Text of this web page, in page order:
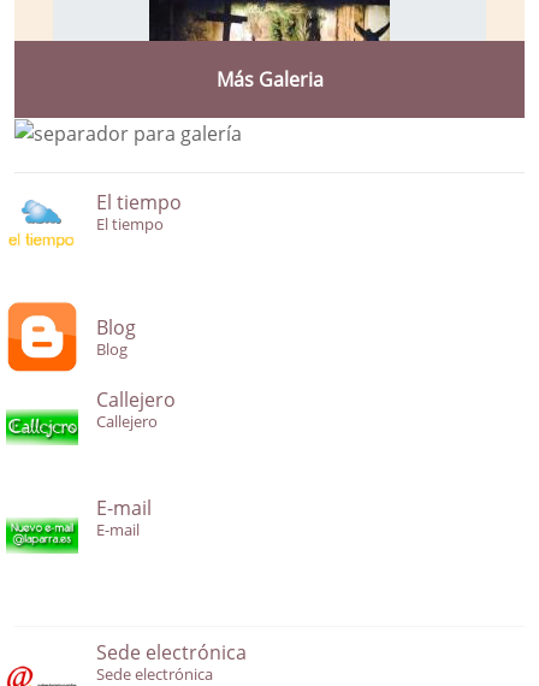
Más Galeria
El tiempo
El tiempo
Blog
Blog
Callejero
Callejero
E-mail
E-mail
Sede electrónica
Sede electrónica